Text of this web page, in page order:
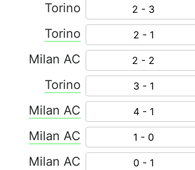
Torino
2 - 3
Torino
2 - 1
Milan AC
2 - 2
Torino
3 - 1
Milan AC
4 - 1
Milan AC
1 - 0
Milan AC
0 - 1